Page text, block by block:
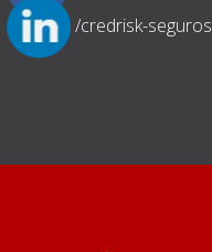
/credrisk-seguros